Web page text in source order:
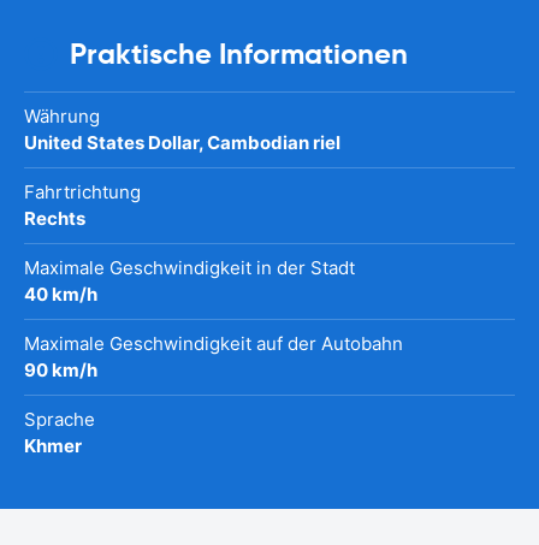
Praktische Informationen
Währung
United States Dollar, Cambodian riel
Fahrtrichtung
Rechts
Maximale Geschwindigkeit in der Stadt
40 km/h
Maximale Geschwindigkeit auf der Autobahn
90 km/h
Sprache
Khmer